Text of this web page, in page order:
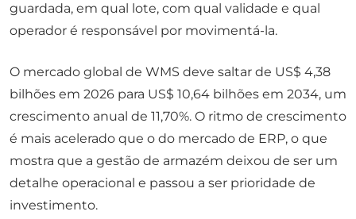
guardada, em qual lote, com qual validade e qual
operador é responsável por movimentá-la.
O mercado global de WMS deve saltar de US$ 4,38
bilhões em 2026 para US$ 10,64 bilhões em 2034, um
crescimento anual de 11,70%. O ritmo de crescimento
é mais acelerado que o do mercado de ERP, o que
mostra que a gestão de armazém deixou de ser um
detalhe operacional e passou a ser prioridade de
investimento.